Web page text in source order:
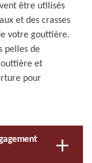
être utilisés
et des crasses
votre gouttière.
pelles de
et
pour